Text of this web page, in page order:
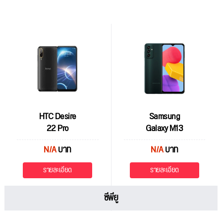
HTC Desire
22 Pro
N/Aบาท
รายละเอียด
Samsung
Galaxy M13
N/Aบาท
รายละเอียด
ซีพียู